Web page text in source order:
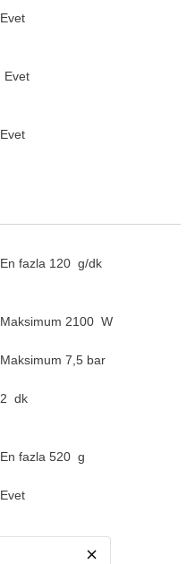
Evet
Evet
Evet
En fazla 120 g/dk
Maksimum 2100 W
Maksimum 7,5 bar
2 dk
En fazla 520 g
Evet
close